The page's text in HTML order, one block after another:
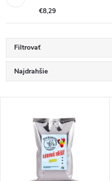
€8,29
Filtrovať
R
a
Najdrahšie
Abecedne